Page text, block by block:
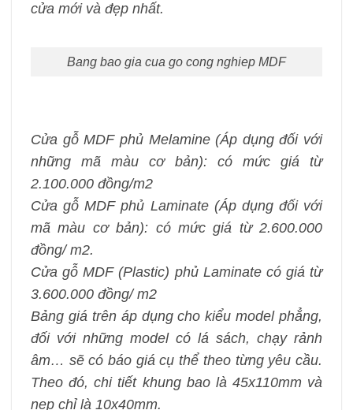
cửa mới và đẹp nhất.
Bang bao gia cua go cong nghiep MDF
Cửa gỗ MDF phủ Melamine (Áp dụng đối với
những mã màu cơ bản): có mức giá từ
2.100.000 đồng/m2
Cửa gỗ MDF phủ Laminate (Áp dụng đối với
mã màu cơ bản): có mức giá từ 2.600.000
đồng/ m2.
Cửa gỗ MDF (Plastic) phủ Laminate có giá từ
3.600.000 đồng/ m2
Bảng giá trên áp dụng cho kiểu model phẳng,
đối với những model có lá sách, chạy rảnh
âm… sẽ có báo giá cụ thể theo từng yêu cầu.
Theo đó, chi tiết khung bao là 45x110mm và
nẹp chỉ là 10x40mm.